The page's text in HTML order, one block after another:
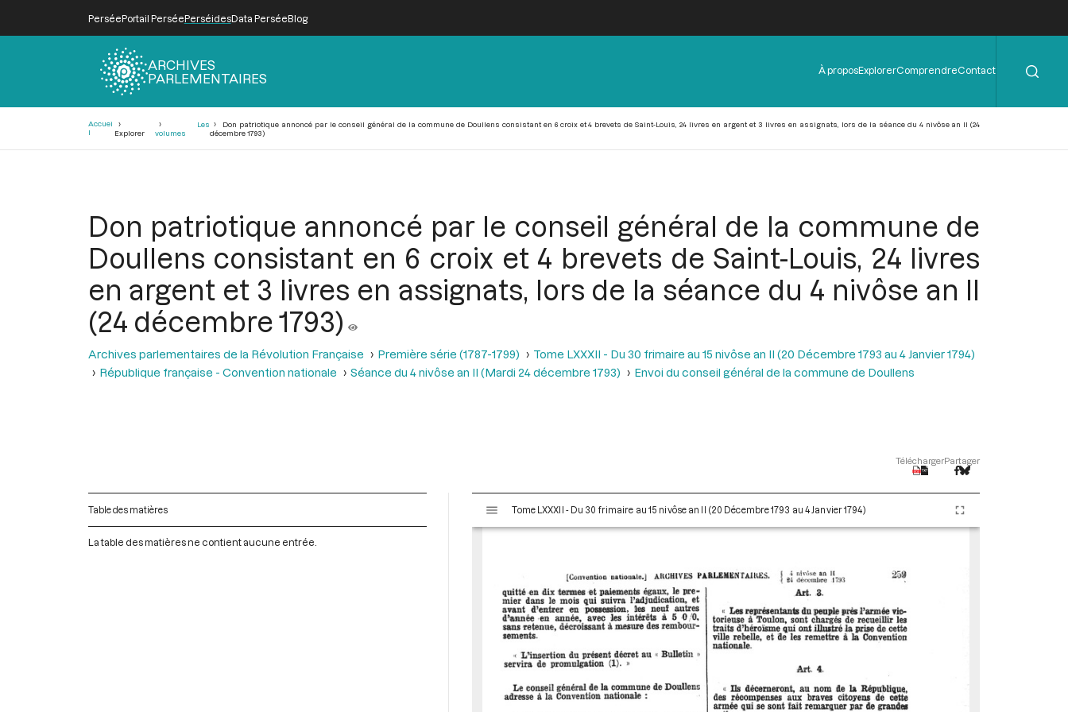
PerséePortail PerséePerséidesData PerséeBlog
ARCHIVES
PARLEMENTAIRES
Menu
de
À proposExplorerComprendreContact
Accuei
l
Explorer
Les
volumes
Don patriotique annoncé par le conseil général de la commune de Doullens consistant en 6 croix et 4 brevets de Saint-Louis, 24 livres en argent et 3 livres en assignats, lors de la séance du 4 nivôse an II (24
décembre 1793)
Don patriotique annoncé par le conseil général de la commune de
Doullens consistant en 6 croix et 4 brevets de Saint-Louis, 24 livres
en argent et 3 livres en assignats, lors de la séance du 4 nivôse an II
(24 décembre 1793)
Archives parlementaires de la Révolution Française Première série (1787-1799)
Tome LXXXII - Du 30 frimaire au 15 nivôse an II (20 Décembre 1793 au 4 Janvier 1794)
République française - Convention nationale
Séance du 4 nivôse an II (Mardi 24 décembre 1793) Envoi du conseil général de la commune de Doullens
TéléchargerPartager
Table des matières
La table des matières ne contient aucune entrée.
s
Tome LXXXII - Du 30 frimaire au 15 nivôse an II (20 Décembre 1793 au 4 Janvier 1794)